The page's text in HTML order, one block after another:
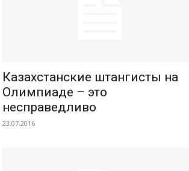
Казахстанские штангисты на
Олимпиаде – это
несправедливо
23.07.2016